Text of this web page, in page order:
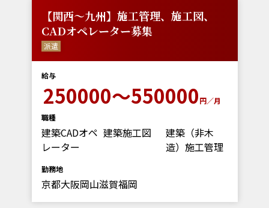
【関西～九州】施工管理、施工図、
CADオペレーター募集
派遣
給与
250000～550000円／月
職種
建築CADオペ
レーター
建築施工図
建築（非木
造）施工管理
勤務地
京都大阪岡山滋賀福岡